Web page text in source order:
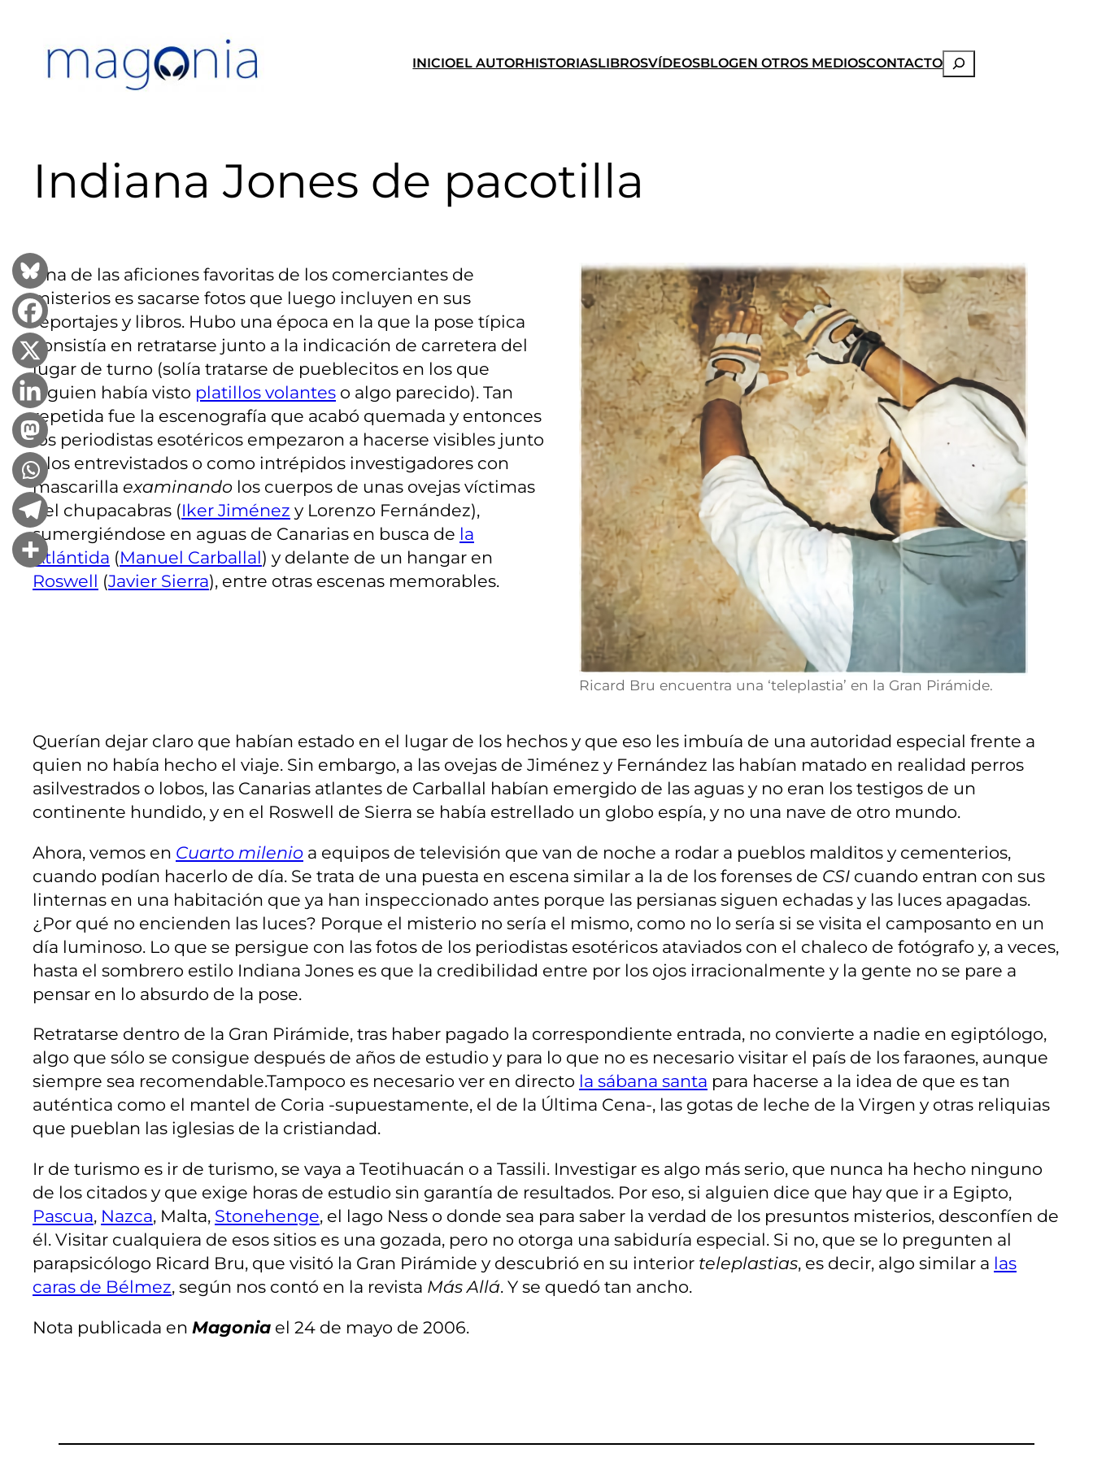
contenido
INICIOEL AUTORHISTORIASLIBROSVÍDEOSBLOGEN OTROS MEDIOSCONTACTOBuscar
Indiana Jones de pacotilla
Una de las aficiones favoritas de los comerciantes de
misterios es sacarse fotos que luego incluyen en sus
reportajes y libros. Hubo una época en la que la pose típica
consistía en retratarse junto a la indicación de carretera del
lugar de turno (solía tratarse de pueblecitos en los que
alguien había visto platillos volantes o algo parecido). Tan
repetida fue la escenografía que acabó quemada y entonces
los periodistas esotéricos empezaron a hacerse visibles junto
a los entrevistados o como intrépidos investigadores con
mascarilla examinando los cuerpos de unas ovejas víctimas
del chupacabras (Iker Jiménez y Lorenzo Fernández),
sumergiéndose en aguas de Canarias en busca de la
Atlántida (Manuel Carballal) y delante de un hangar en
Roswell (Javier Sierra), entre otras escenas memorables.
Ricard Bru encuentra una ‘teleplastia’ en la Gran Pirámide.
Querían dejar claro que habían estado en el lugar de los hechos y que eso les imbuía de una autoridad especial frente a
quien no había hecho el viaje. Sin embargo, a las ovejas de Jiménez y Fernández las habían matado en realidad perros
asilvestrados o lobos, las Canarias atlantes de Carballal habían emergido de las aguas y no eran los testigos de un
continente hundido, y en el Roswell de Sierra se había estrellado un globo espía, y no una nave de otro mundo.
Ahora, vemos en Cuarto milenio a equipos de televisión que van de noche a rodar a pueblos malditos y cementerios,
cuando podían hacerlo de día. Se trata de una puesta en escena similar a la de los forenses de CSI cuando entran con sus
linternas en una habitación que ya han inspeccionado antes porque las persianas siguen echadas y las luces apagadas.
¿Por qué no encienden las luces? Porque el misterio no sería el mismo, como no lo sería si se visita el camposanto en un
día luminoso. Lo que se persigue con las fotos de los periodistas esotéricos ataviados con el chaleco de fotógrafo y, a veces,
hasta el sombrero estilo Indiana Jones es que la credibilidad entre por los ojos irracionalmente y la gente no se pare a
pensar en lo absurdo de la pose.
Retratarse dentro de la Gran Pirámide, tras haber pagado la correspondiente entrada, no convierte a nadie en egiptólogo,
algo que sólo se consigue después de años de estudio y para lo que no es necesario visitar el país de los faraones, aunque
siempre sea recomendable.Tampoco es necesario ver en directo la sábana santa para hacerse a la idea de que es tan
auténtica como el mantel de Coria -supuestamente, el de la Última Cena-, las gotas de leche de la Virgen y otras reliquias
que pueblan las iglesias de la cristiandad.
Ir de turismo es ir de turismo, se vaya a Teotihuacán o a Tassili. Investigar es algo más serio, que nunca ha hecho ninguno
de los citados y que exige horas de estudio sin garantía de resultados. Por eso, si alguien dice que hay que ir a Egipto,
Pascua, Nazca, Malta, Stonehenge, el lago Ness o donde sea para saber la verdad de los presuntos misterios, desconfíen de
él. Visitar cualquiera de esos sitios es una gozada, pero no otorga una sabiduría especial. Si no, que se lo pregunten al
parapsicólogo Ricard Bru, que visitó la Gran Pirámide y descubrió en su interior teleplastias, es decir, algo similar a las
caras de Bélmez, según nos contó en la revista Más Allá. Y se quedó tan ancho.
Nota publicada en Magonia el 24 de mayo de 2006.